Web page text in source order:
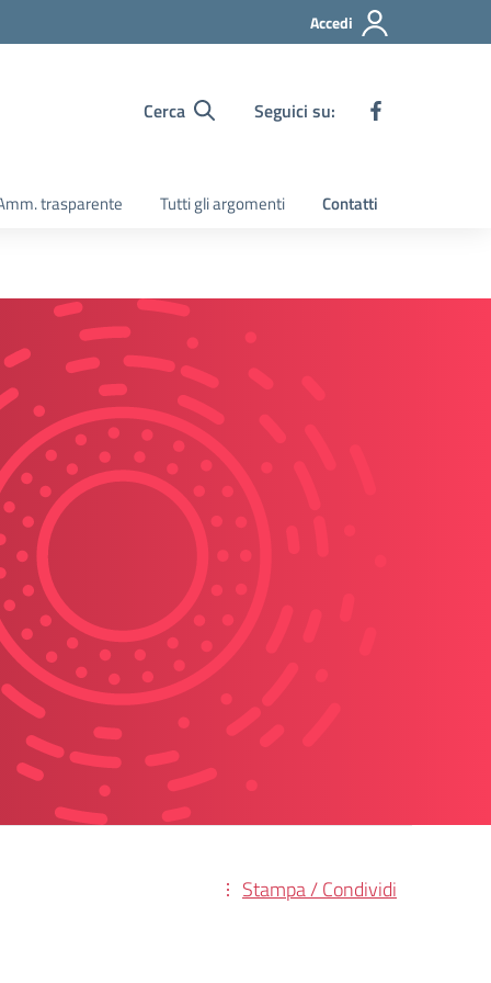
Accedi
Cerca Seguici su:
trasparente Tutti gli argomenti Contatti
Stampa / Condividi